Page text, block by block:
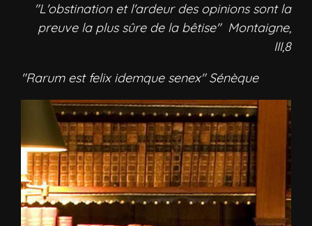
"L'obstination et l'ardeur des opinions sont la
preuve la plus sûre de la bêtise" Montaigne,
III,8
"Rarum est felix idemque senex" Sénèque